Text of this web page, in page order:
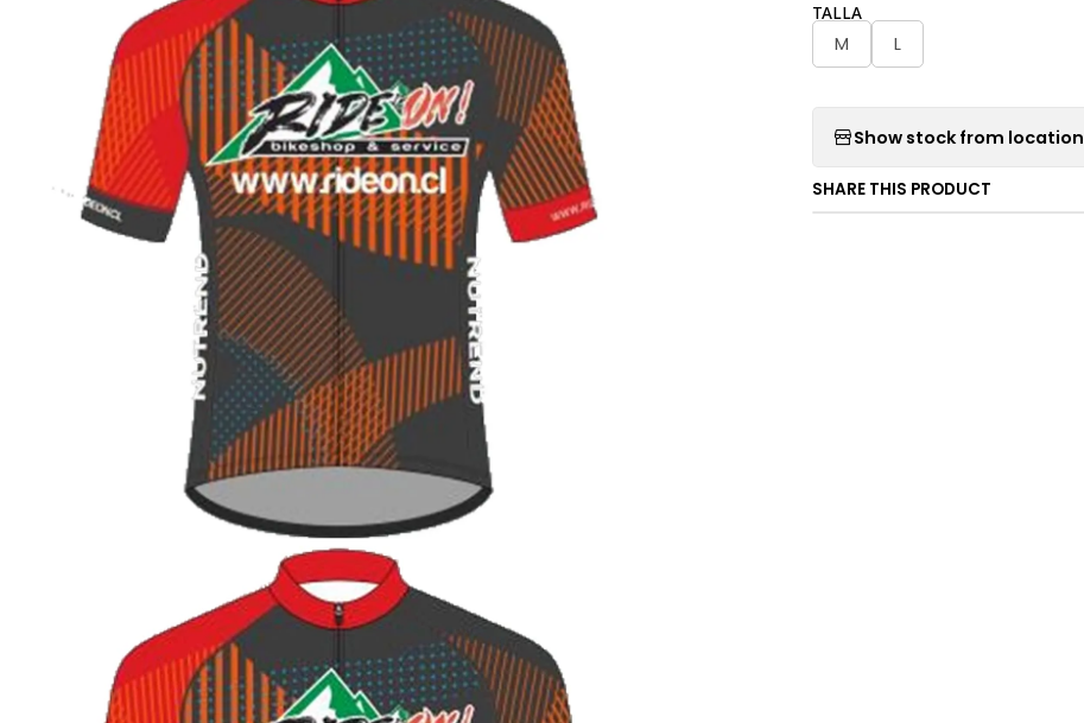
TALLA
M L
Show stock from
SHARE THIS PRODUCT